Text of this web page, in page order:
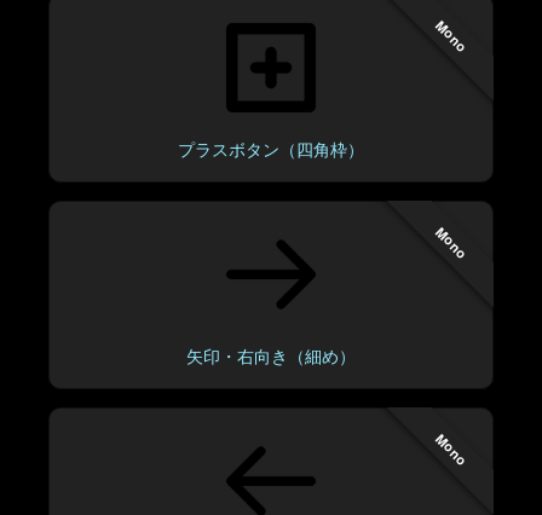
Mono
プラスボタン（四角枠）
Mono
矢印・右向き（細め）
Mono